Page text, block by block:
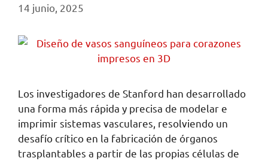
14 junio, 2025
Los investigadores de Stanford han desarrollado
una forma más rápida y precisa de modelar e
imprimir sistemas vasculares, resolviendo un
desafío crítico en la fabricación de órganos
trasplantables a partir de las propias células de